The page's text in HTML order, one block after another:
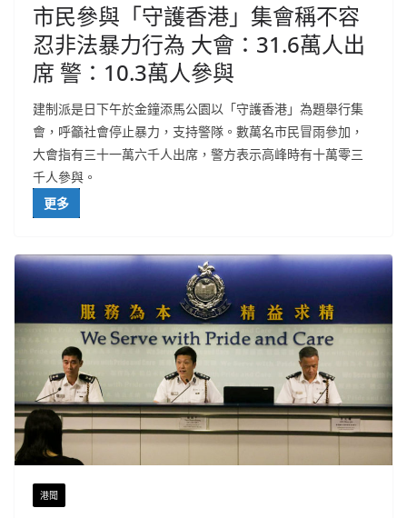
市民參與「守護香港」集會稱不容
忍非法暴力行為 大會：31.6萬人出
席 警：10.3萬人參與
建制派是日下午於金鐘添馬公園以「守護香港」為題舉行集
會，呼籲社會停止暴力，支持警隊。數萬名市民冒雨參加，
大會指有三十一萬六千人出席，警方表示高峰時有十萬零三
千人參與。
更多
港聞